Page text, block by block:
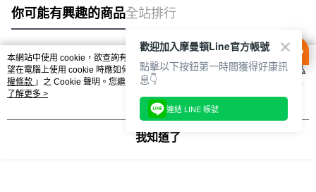
你可能有興趣的商品全站排行
熱門標籤
本網站中使用 cookie，欲查詢有關本網站使用 cookie 方式之詳情，及若您不希
望在電腦上使用 cookie 時應如何變更電腦的 cookie 設定，請參閱本網站「
隱私
權條款 」之 Cookie 聲明。您繼續使用本網站即表示您同意本公司得按本網站使
用條款之 Cookie 聲明使用 cookie。
了解更多 >
我知道了
歡迎加入摩曼頓Line官方帳號
點擊以下按鈕第一時間獲得好康訊
息👇
連結 LINE 帳號